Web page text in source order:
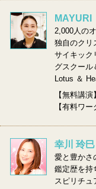
MAYURI
2,000人の
独自のクリ
サイキック
グスクール
Lotus ＆
【無料講
【有料ワ
幸川 玲巳
愛と豊かさ
鑑定歴を持
スピリチ